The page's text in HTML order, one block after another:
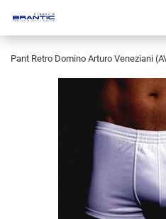
Pant Retro Domino Arturo Veneziani